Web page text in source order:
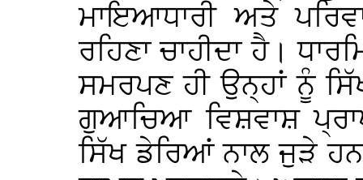
ਮਾਇਆਧਾਰੀ ਅਤੇ
ਰਹਿਣਾ ਚਾਹੀਦਾ ਹੈ।
ਸਮਰਪਣ ਹੀ ਉਨ੍ਹਾਂ ਨੂੰ
ਗੁਆਚਿਆ ਵਿਸ਼ਵਾਸ਼
ਸਿੱਖ ਡੇਰਿਆਂ ਨਾਲ ਜੁੜੇ